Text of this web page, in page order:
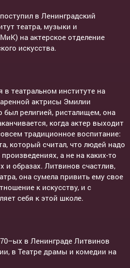
в Ленинградский
театра, музыки и
на актерское отделение
искусства.
в театральном институте на
актрисы Эмилии
был религией, ристалищем, она
когда актер выходит
традиционное воспитание:
который считал, что людей надо
а не на каких-то
и образах. Литвинов счастлив,
она сумела привить ему свое
к искусству, и с
себя к этой школе.
в Ленинграде Литвинов
в Театре драмы и комедии на